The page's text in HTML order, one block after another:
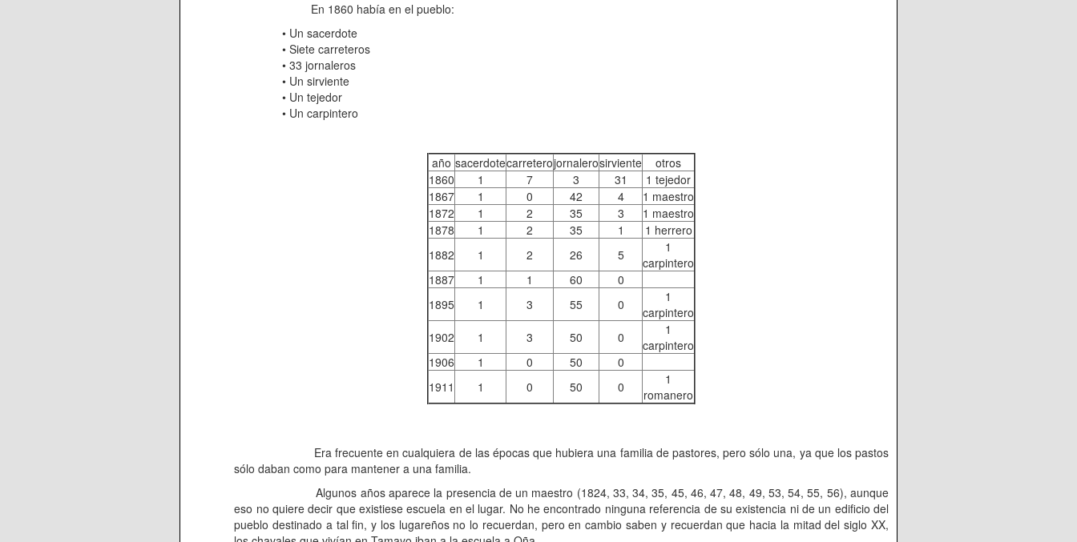
En 1860 había en el pueblo:
• Un sacerdote
• Siete carreteros
• 33 jornaleros
• Un sirviente
• Un tejedor
• Un carpintero
año sacerdotecarreterojornalerosirviente
otros
1860
1 7 3 31
1 tejedor
1867
1 0 42 4
1 maestro
1872
1 2 35 3
1 maestro
1878
1 2 35 1
1 herrero
1882
1 2 26 5
1
carpintero
1887
1 1 60
0
1895
1 3 55 0
1
carpintero
1902
1 3 50 0
1
carpintero
1906
1 0 50
0
1911
1 0 50 0
1
romanero
Era frecuente en cualquiera de las épocas que hubiera una familia de pastores, pero sólo una, ya que los pastos
sólo daban como para mantener a una familia.
Algunos años aparece la presencia de un maestro (1824, 33, 34, 35, 45, 46, 47, 48, 49, 53, 54, 55, 56), aunque
eso no quiere decir que existiese escuela en el lugar. No he encontrado ninguna referencia de su existencia ni de un edificio del
pueblo destinado a tal fin, y los lugareños no lo recuerdan, pero en cambio saben y recuerdan que hacia la mitad del siglo XX,